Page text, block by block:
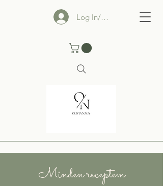
Log In/Sign up
Minden receptem